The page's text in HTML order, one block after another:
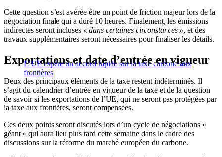
Cette question s’est avérée être un point de friction majeur lors de la
négociation finale qui a duré 10 heures. Finalement, les émissions
indirectes seront incluses « dans certaines circonstances », et des
travaux supplémentaires seront nécessaires pour finaliser les détails.
L’UE espère un accord rapide sur la taxe carbone aux
frontières
Exportations et date d’entrée en vigueur
Deux des principaux éléments de la taxe restent indéterminés. Il
s’agit du calendrier d’entrée en vigueur de la taxe et de la question
de savoir si les exportations de l’UE, qui ne seront pas protégées par
la taxe aux frontières, seront compensées.
Ces deux points seront discutés lors d’un cycle de négociations «
géant » qui aura lieu plus tard cette semaine dans le cadre des
discussions sur la réforme du marché européen du carbone.